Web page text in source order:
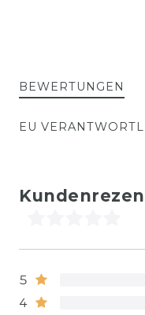
BEWERTUNGEN
EU
5
4